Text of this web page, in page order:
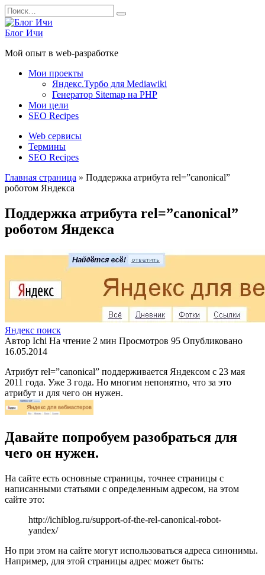
Перейти
к
содержанию
Search
for:
Блог Ичи
Мой опыт в web-разработке
Мои проекты
Яндекс.Турбо для Mediawiki
Генератор Sitemap на PHP
Мои цели
SEO Recipes
Web сервисы
Термины
SEO Recipes
Главная страница » Поддержка атрибута rel=”canonical”
роботом Яндекса
Поддержка атрибута rel=”canonical”
роботом Яндекса
Яндекс поиск
Автор Ichi На чтение 2 мин Просмотров 95 Опубликовано
16.05.2014
Атрибут rel=”canonical” поддерживается Яндексом с 23 мая
2011 года. Уже 3 года. Но многим непонятно, что за это
атрибут и для чего он нужен.
Давайте попробуем разобраться для
чего он нужен.
На сайте есть основные страницы, точнее страницы с
написанными статьями с определенным адресом, на этом
сайте это:
http://ichiblog.ru/support-of-the-rel-canonical-robot-
yandex/
Но при этом на сайте могут использоваться адреса синонимы.
Например, для этой страницы адрес может быть: